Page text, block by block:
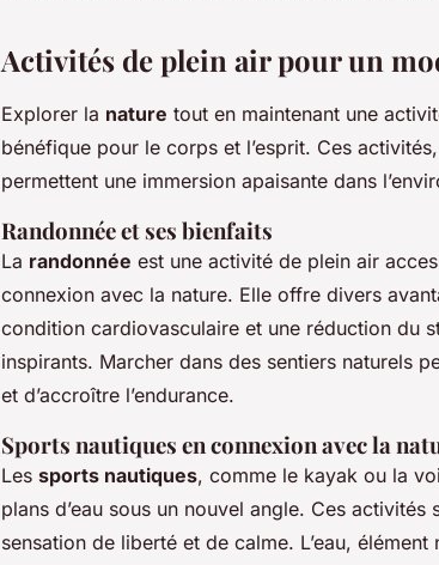
Activités de plein air pour un
Explorer la nature tout en maintenant une
bénéfique pour le corps et l’esprit. Ces
permettent une immersion apaisante dans
Randonnée et ses bienfaits
La randonnée est une activité de plein air
connexion avec la nature. Elle offre divers
condition cardiovasculaire et une réduction du
inspirants. Marcher dans des sentiers naturels
et d’accroître l’endurance.
Sports nautiques en connexion avec la
Les sports nautiques, comme le kayak ou la
plans d’eau sous un nouvel angle. Ces
sensation de liberté et de calme. L’eau,